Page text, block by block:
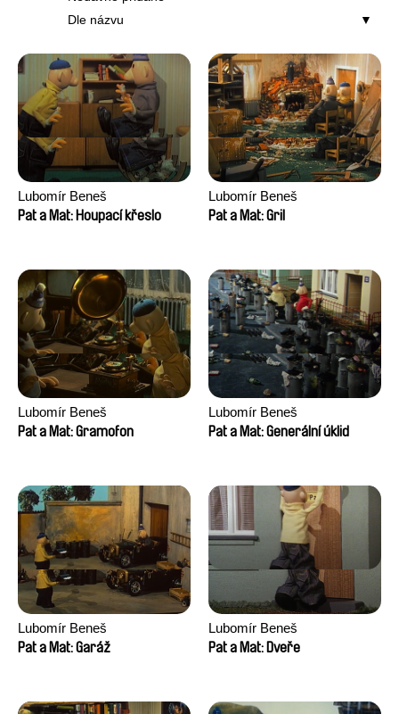
Dle názvu
Lubomír Beneš
Pat a Mat: Houpací křeslo
Lubomír Beneš
Pat a Mat: Gril
Lubomír Beneš
Pat a Mat: Gramofon
Lubomír Beneš
Pat a Mat: Generální úklid
Lubomír Beneš
Pat a Mat: Garáž
Lubomír Beneš
Pat a Mat: Dveře